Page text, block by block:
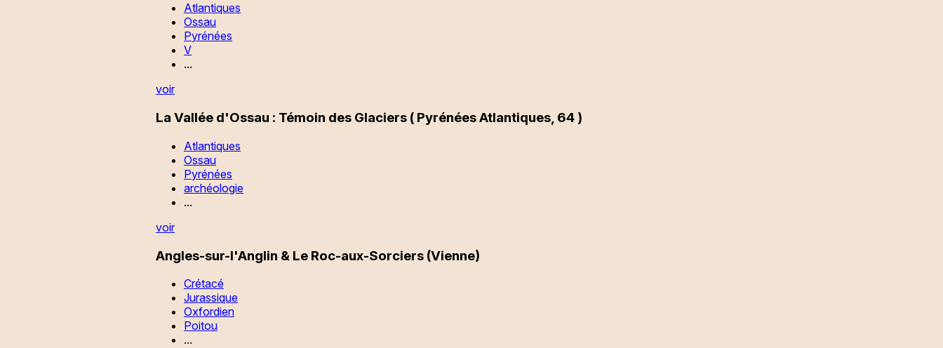
Atlantiques
Ossau
Pyrénées
V
...
voir
La Vallée d'Ossau : Témoin des Glaciers ( Pyrénées Atlantiques, 64 )
Atlantiques
Ossau
Pyrénées
archéologie
...
voir
Angles-sur-l'Anglin & Le Roc-aux-Sorciers (Vienne)
Crétacé
Jurassique
Oxfordien
Poitou
...